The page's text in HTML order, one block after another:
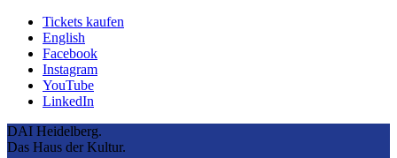
Tickets kaufen
English
Facebook
Instagram
YouTube
LinkedIn
DAI Heidelberg.
Das Haus der Kultur.